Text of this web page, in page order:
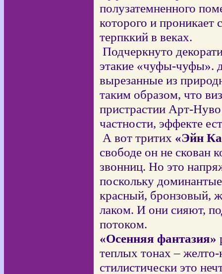
полузатемненного
которого и проникает
терпккий в веках.
Подчеркнуто
этакие «чуфы-чуфы».
вырезанные из
таким образом, что
пристрастии Арт-
частности, эффекте
А вот тритих «Эйн
свободе он не скован
звонниц. Но это
поскольку
красный, бронзовый,
лаком. И они сияют,
потоком.
«Осенняя фантазия»
теплых тонах –
стилистически это